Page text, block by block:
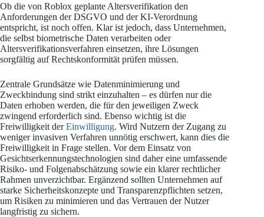
Ob die von Roblox geplante Altersverifikation den
Anforderungen der DSGVO und der KI-Verordnung
entspricht, ist noch offen. Klar ist jedoch, dass Unternehmen,
die selbst biometrische Daten verarbeiten oder
Altersverifikationsverfahren einsetzen, ihre Lösungen
sorgfältig auf Rechtskonformität prüfen müssen.
Zentrale Grundsätze wie Datenminimierung und
Zweckbindung sind strikt einzuhalten – es dürfen nur die
Daten erhoben werden, die für den jeweiligen Zweck
zwingend erforderlich sind. Ebenso wichtig ist die
Freiwilligkeit derEinwilligung. Wird Nutzern der Zugang zu
weniger invasiven Verfahren unnötig erschwert, kann dies die
Freiwilligkeit in Frage stellen. Vor dem Einsatz von
Gesichtserkennungstechnologien sind daher eine umfassende
Risiko- und Folgenabschätzung sowie ein klarer rechtlicher
Rahmen unverzichtbar. Ergänzend sollten Unternehmen auf
starke Sicherheitskonzepte und Transparenzpflichten setzen,
um Risiken zu minimieren und das Vertrauen der Nutzer
langfristig zu sichern.